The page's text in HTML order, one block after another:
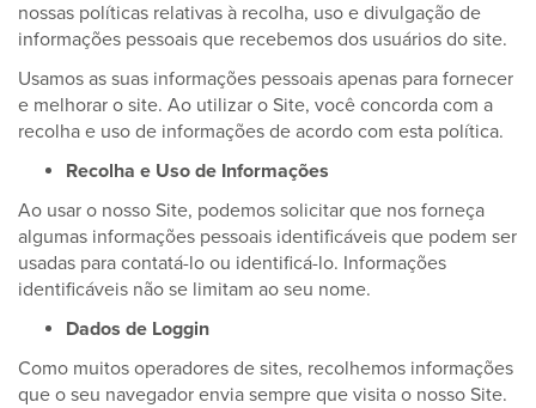
nossas políticas relativas à recolha, uso e divulgação de
informações pessoais que recebemos dos usuários do site.
Usamos as suas informações pessoais apenas para fornecer
e melhorar o site. Ao utilizar o Site, você concorda com a
recolha e uso de informações de acordo com esta política.
Recolha e Uso de Informações
Ao usar o nosso Site, podemos solicitar que nos forneça
algumas informações pessoais identificáveis que podem ser
usadas para contatá-lo ou identificá-lo. Informações
identificáveis não se limitam ao seu nome.
Dados de Loggin
Como muitos operadores de sites, recolhemos informações
que o seu navegador envia sempre que visita o nosso Site.